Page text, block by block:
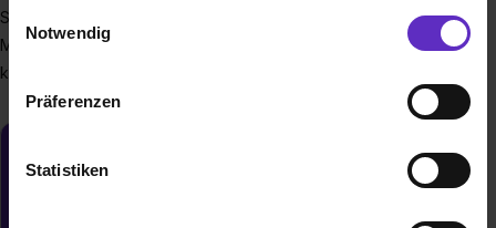
Benutzung der Webseite getroffenen Einstellungen zu
Webseite zu analysieren („Statistiken“), um
Informationen zu deiner Verwendung unserer Website an
Einwilligungsauswahl
Notwendig
Präferenzen
Statistiken
Strategiepartner bei der Digitalisierung ihrer
Mittelstandskunden und übertrifft das Lösungsportfolio
klassischer Softwareunternehmen deutlich.
Du möchtest neue Stellen automatisch
zugeschickt bekommen?